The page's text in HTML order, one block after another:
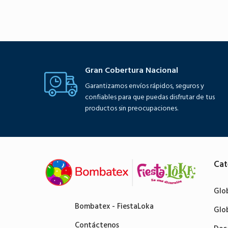
Gran Cobertura Nacional
Garantizamos envíos rápidos, seguros y
confiables para que puedas disfrutar de tus
productos sin preocupaciones.
Bombatex - FiestaLoka
Contáctenos